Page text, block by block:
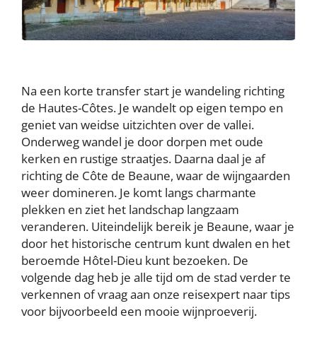
Na een korte transfer start je wandeling richting
de Hautes-Côtes. Je wandelt op eigen tempo en
geniet van weidse uitzichten over de vallei.
Onderweg wandel je door dorpen met oude
kerken en rustige straatjes. Daarna daal je af
richting de Côte de Beaune, waar de wijngaarden
weer domineren. Je komt langs charmante
plekken en ziet het landschap langzaam
veranderen. Uiteindelijk bereik je Beaune, waar je
door het historische centrum kunt dwalen en het
beroemde Hôtel-Dieu kunt bezoeken. De
volgende dag heb je alle tijd om de stad verder te
verkennen of vraag aan onze reisexpert naar tips
voor bijvoorbeeld een mooie wijnproeverij.